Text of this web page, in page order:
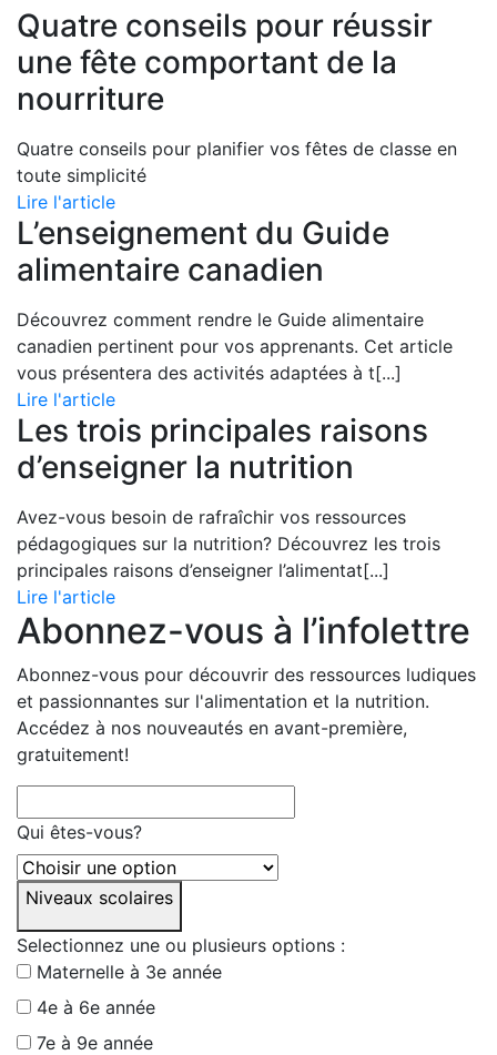
Quatre conseils pour réussir
une fête comportant de la
nourriture
Quatre conseils pour planifier vos fêtes de classe en
toute simplicité
Lire l'article
L’enseignement du Guide
alimentaire canadien
Découvrez comment rendre le Guide alimentaire
canadien pertinent pour vos apprenants. Cet article
vous présentera des activités adaptées à t[...]
Lire l'article
Les trois principales raisons
d’enseigner la nutrition
Avez-vous besoin de rafraîchir vos ressources
pédagogiques sur la nutrition? Découvrez les trois
principales raisons d’enseigner l’alimentat[...]
Lire l'article
Abonnez-vous à l’infolettre
Abonnez-vous pour découvrir des ressources ludiques
et passionnantes sur l'alimentation et la nutrition.
Accédez à nos nouveautés en avant-première,
gratuitement!
Qui êtes-vous?
Niveaux scolaires
Selectionnez une ou plusieurs options :
Maternelle à 3e année
4e à 6e année
7e à 9e année